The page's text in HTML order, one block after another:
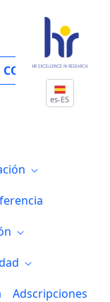
COLABORA
es-ES
Adscripciones